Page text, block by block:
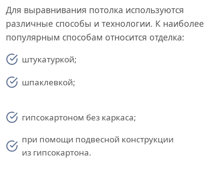
Для выравнивания потолка используются
различные способы и технологии. К наиболее
популярным способам относится отделка:
штукатуркой;
шпаклевкой;
гипсокартоном без каркаса;
при помощи подвесной конструкции
из гипсокартона.